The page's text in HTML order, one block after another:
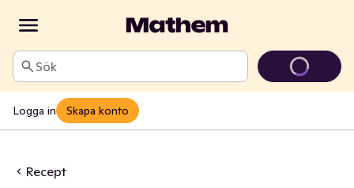
Sök
Logga in Skapa konto
Recept